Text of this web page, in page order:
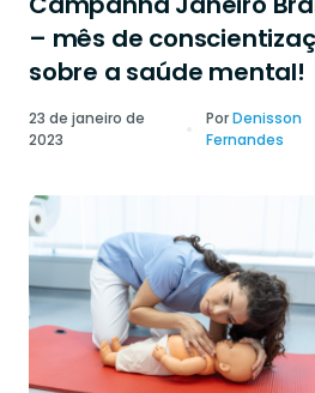
– mês de
sobre a saúde mental!
23 de janeiro de
2023
PorDenisson
Fernandes